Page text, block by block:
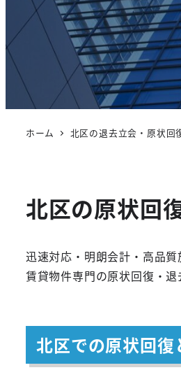
ホーム 北区の退去立会・原状回
北区の原状回
迅速対応・明朗会計・高品質
賃貸物件専門の原状回復・退
北区での原状回復